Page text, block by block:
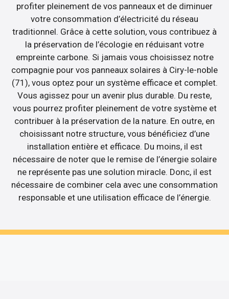
profiter pleinement de vos panneaux et de diminuer
votre consommation d’électricité du réseau
traditionnel. Grâce à cette solution, vous contribuez à
la préservation de l’écologie en réduisant votre
empreinte carbone. Si jamais vous choisissez notre
compagnie pour vos panneaux solaires à Ciry-le-noble
(71), vous optez pour un système efficace et complet.
Vous agissez pour un avenir plus durable. Du reste,
vous pourrez profiter pleinement de votre système et
contribuer à la préservation de la nature. En outre, en
choisissant notre structure, vous bénéficiez d’une
installation entière et efficace. Du moins, il est
nécessaire de noter que le remise de l’énergie solaire
ne représente pas une solution miracle. Donc, il est
nécessaire de combiner cela avec une consommation
responsable et une utilisation efficace de l’énergie.